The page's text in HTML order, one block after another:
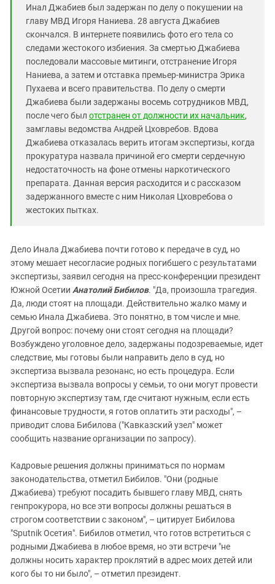
Инал Джабиев был задержан по делу о покушении на
главу МВД Игоря Наниева. 28 августа Джабиев
скончался. В интернете появились фото его тела со
следами жестокого избиения. За смертью Джабиева
последовали массовые митинги, отстранение Игоря
Наниева, а затем и отставка премьер-министра Эрика
Пухаева и всего правительства. По делу о смерти
Джабиева были задержаны восемь сотрудников МВД,
после чего был отстранен от должности их начальник,
замглавы ведомства Андрей Цховребов. Вдова
Джабиева отказалась верить итогам экспертизы, когда
прокуратура назвала причиной его смерти сердечную
недостаточность на фоне отмены наркотического
препарата. Данная версия расходится и с рассказом
задержанного вместе с ним Николая Цховребова о
жестоких пытках.
Дело Инала Джабиева почти готово к передаче в суд, но
этому мешает несогласие родных погибшего с результатами
экспертизы, заявил сегодня на пресс-конференции президент
Южной Осетии Анатолий Бибилов. "Да, произошла трагедия.
Да, люди стоят на площади. Действительно жалко маму и
семью Инала Джабиева. Это понятно, в том числе и мне.
Другой вопрос: почему они стоят сегодня на площади?
Возбуждено уголовное дело, задержаны подозреваемые, идет
следствие, мы готовы были направить дело в суд, но
экспертиза вызвала резонанс, но есть процедура. Если
экспертиза вызвала вопросы у семьи, то они могут провести
повторную экспертизу там, где считают нужным, если есть
финансовые трудности, я готов оплатить эти расходы", –
приводит слова Бибилова ("Кавказский узел" может
сообщить название организации по запросу).
Кадровые решения должны приниматься по нормам
законодательства, отметил Бибилов. "Они (родные
Джабиева) требуют посадить бывшего главу МВД, снять
генпрокурора, но все эти вопросы должны решаться в
строгом соответствии с законом", – цитирует Бибилова
"Sputnik Осетия". Бибилов отметил, что готов встретиться с
родными Джабиева в любое время, но эти встречи "не
должны носить характер проклятий в адрес моих детей или
кого бы то ни было", – отметил президент.